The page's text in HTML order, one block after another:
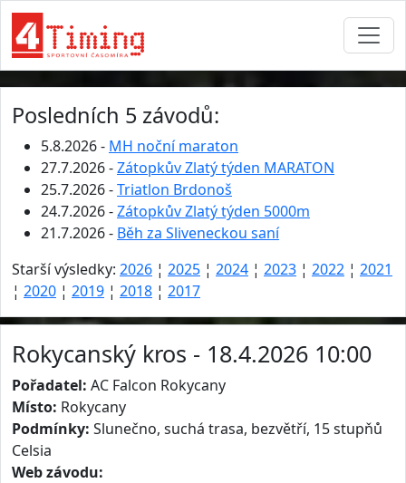
Posledních 5 závodů:
5.8.2026 - MH noční maraton
27.7.2026 -Zátopkův Zlatý týden MARATON
25.7.2026 -Triatlon Brdonoš
24.7.2026 -Zátopkův Zlatý týden 5000m
21.7.2026 - Běh za Sliveneckou saní
Starší výsledky: 2026 ¦ 2025 ¦ 2024 ¦ 2023 ¦ 2022 ¦ 2021
¦ 2020 ¦ 2019 ¦ 2018 ¦ 2017
Rokycanský kros - 18.4.2026 10:00
Pořadatel: AC Falcon Rokycany
Místo: Rokycany
Podmínky: Slunečno, suchá trasa, bezvětří, 15 stupňů
Celsia
Web závodu: